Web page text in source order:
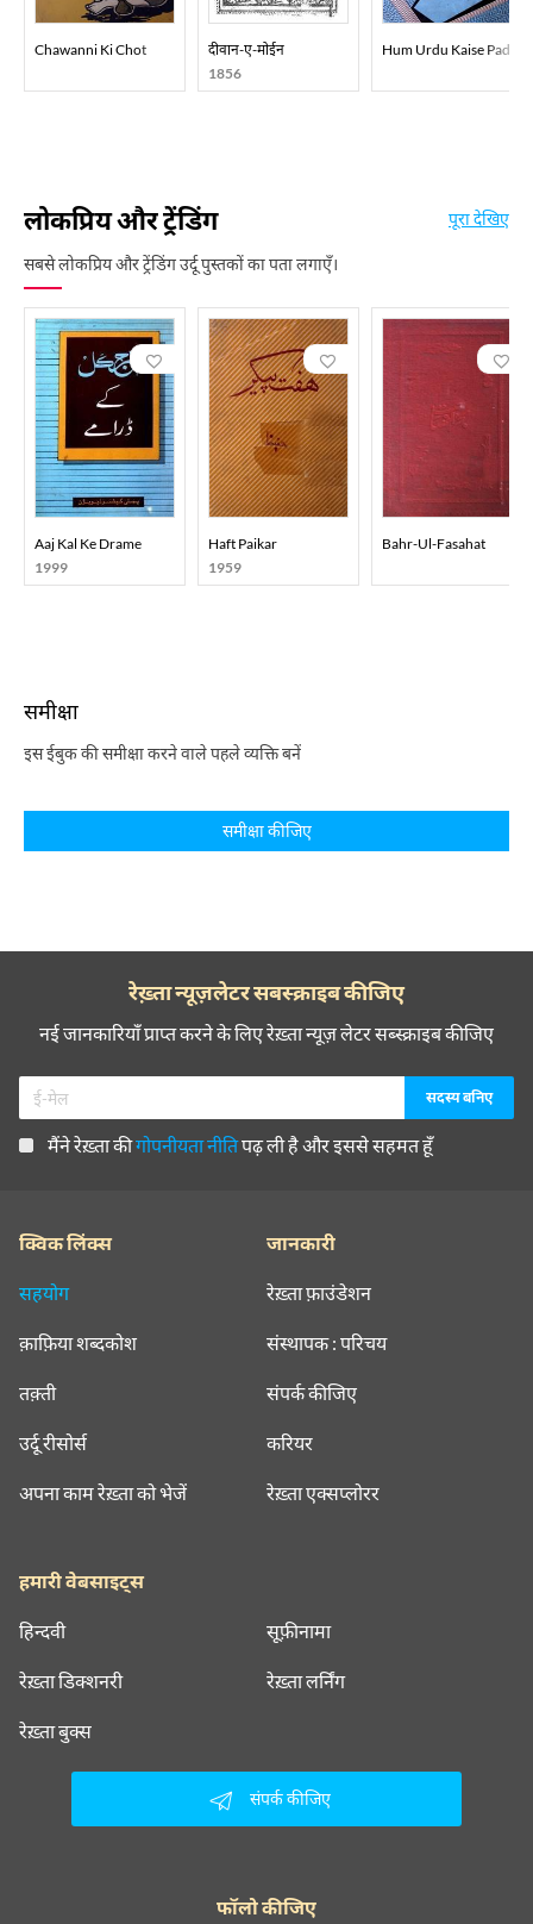
Chawanni Ki Chot
दीवान-ए-मोईन
1856
Hum Urdu Kaise
लोकप्रिय और ट्रेंडिंग
सबसे लोकप्रिय और ट्रेंडिंग उर्दू पुस्तकों का पता लगाएँ।
पूरा देखिए
Aaj Kal Ke Drame
1999
Haft Paikar
1959
Bahr-Ul-Fasahat
समीक्षा
इस ईबुक की समीक्षा करने वाले पहले व्यक्ति बनें
समीक्षा कीजिए
रेख़्ता न्यूज़लेटर सबस्क्राइब कीजिए
नई जानकारियाँ प्राप्त करने के लिए रेख़्ता न्यूज़ लेटर सब्स्क्राइब कीजिए
मैंने रेख़्ता कीगोपनीयता नीतिपढ़ ली है और इससे सहमत हूँ
क्विक लिंक्स
सहयोग
क़ाफ़िया शब्दकोश
तक़्ती
उर्दू रीसोर्स
अपना काम रेख़्ता को भेजें
जानकारी
रेख़्ता फ़ाउंडेशन
संस्थापक : परिचय
संपर्क कीजिए
करियर
रेख़्ता एक्सप्लोरर
हमारी वेबसाइट्स
हिन्दवी सूफ़ीनामा
रेख़्ता डिक्शनरी रेख़्ता लर्निंग
रेख़्ता बुक्स
संपर्क कीजिए
फॉलो कीजिए